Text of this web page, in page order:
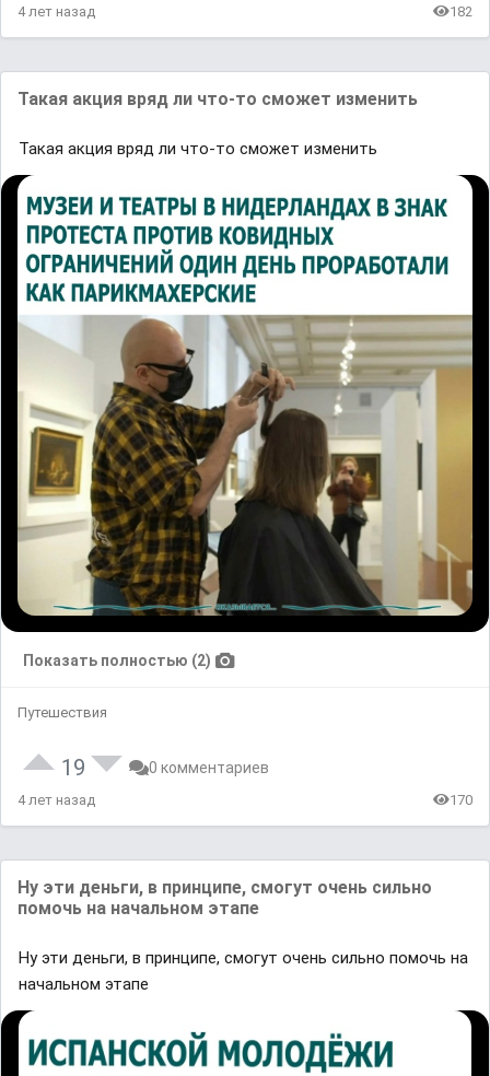
4 лет назад 182
Такая акция вряд ли что-то сможет изменить
Такая акция вряд ли что-то сможет изменить
Показать полностью (2)
Путешествия
19 0 комментариев
4 лет назад 170
Ну эти деньги, в принципе, смогут очень сильно
помочь на начальном этапе
Ну эти деньги, в принципе, смогут очень сильно помочь на
начальном этапе